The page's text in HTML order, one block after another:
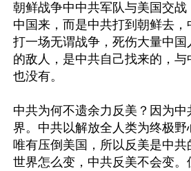
朝鲜战争中中共军队与美国交战
中国来，而是中共打到朝鲜去
打一场无谓战争，死伤大量中
的敌人，是中共自己找来的，
也没有。
中共为何不遗余力反美？因为
界。中共以解放全人类为终极野
唯有压倒美国，所以反美是中共
世界怎么变，中共反美不会变。